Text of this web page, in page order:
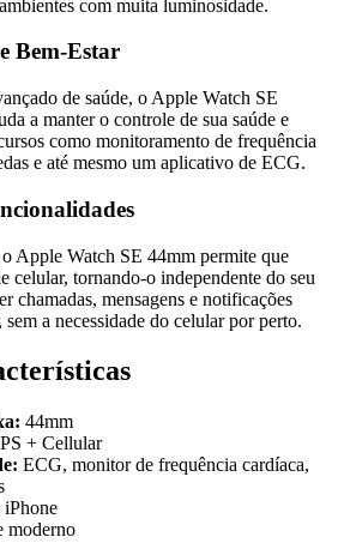
com muita luminosidade.
Bem-Estar
de saúde, o Apple Watch SE
a manter o controle de sua saúde e
como monitoramento de frequência
e até mesmo um aplicativo de ECG.
Apple Watch SE 44mm permite que
celular, tornando-o independente do seu
chamadas, mensagens e notificações
a necessidade do celular por perto.
44mm
+ Cellular
ECG, monitor de frequência cardíaca,
iPhone
moderno